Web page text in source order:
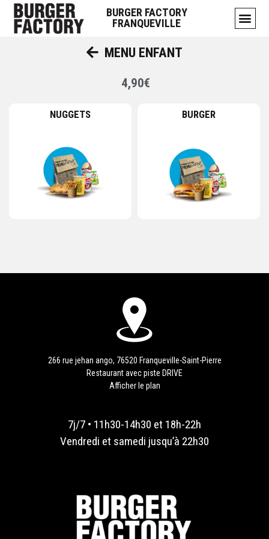
BURGER FACTORY
FRANQUEVILLE
MENU ENFANT
4,90€
NUGGETS BURGER
266 rue jehan ango, 76520 Franqueville-Saint-Pierre
Restaurant avec piste DRIVE
Afficher le plan
7j/7 • 11h30-14h30 et 18h-22h
Vendredi et samedi jusqu’à 22h30